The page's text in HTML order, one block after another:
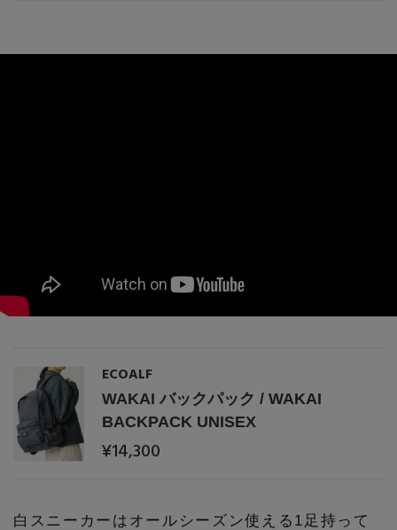
ECOALF
WAKAI バックパック / WAKAI
BACKPACK UNISEX
¥14,300
白スニーカーはオールシーズン使える1足持って